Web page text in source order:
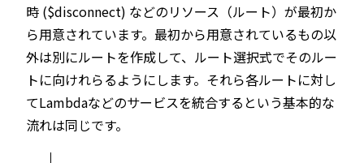
時 ($disconnect) などのリソース（ルート）が最初か
ら用意されています。最初から用意されているもの以
外は別にルートを作成して、ルート選択式でそのルー
トに向けれらるようにします。それら各ルートに対し
てLambdaなどのサービスを統合するという基本的な
流れは同じです。